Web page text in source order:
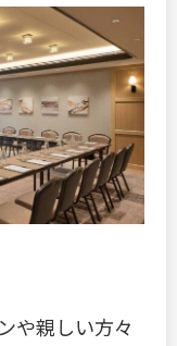
や親しい方々